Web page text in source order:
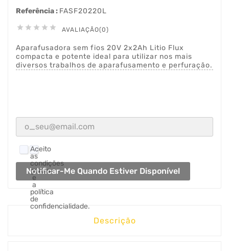
Referência : FASF20220L
     AVALIAÇÃO(0)
Aparafusadora sem fios 20V 2x2Ah Litio Flux
compacta e potente ideal para utilizar nos mais
diversos trabalhos de aparafusamento e perfuração.
Aceito
as
condições
gerais
e
a
política
de
confidencialidade.
Notificar-Me Quando Estiver Disponível
Descrição